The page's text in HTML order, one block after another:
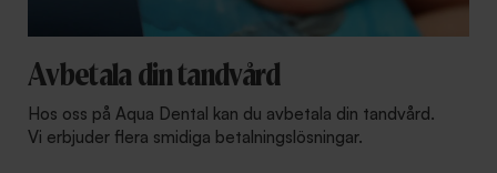
Avbetala din tandvård
Hos oss på Aqua Dental kan du avbetala din tandvård.
Vi erbjuder flera smidiga betalningslösningar.